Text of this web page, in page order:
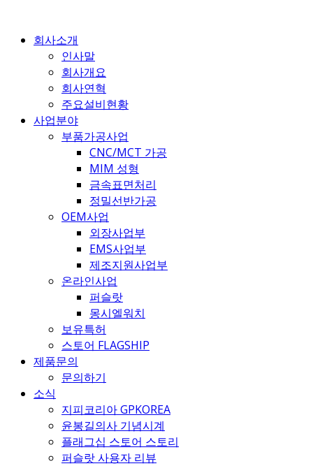
회사소개
인사말
회사개요
회사연혁
주요설비현황
사업분야
부품가공사업
CNC/MCT 가공
MIM 성형
금속표면처리
정밀선반가공
OEM사업
외장사업부
EMS사업부
제조지원사업부
온라인사업
퍼슬랏
몽시엘워치
보유특허
스토어 FLAGSHIP
제품문의
문의하기
소식
지피코리아 GPKOREA
윤봉길의사 기념시계
플래그십 스토어 스토리
퍼슬랏 사용자 리뷰